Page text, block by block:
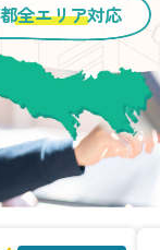
全エリア対応